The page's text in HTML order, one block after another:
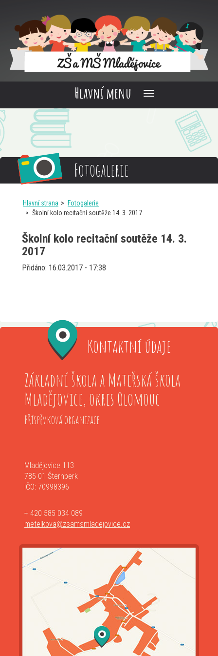
Hlavní menu
Fotogalerie
Hlavní strana
Fotogalerie
Školní kolo recitační soutěže 14. 3. 2017
Školní kolo recitační soutěže 14. 3.
2017
Přidáno: 16.03.2017 - 17:38
Kontaktní údaje
Základní škola a Mateřská škola
Mladějovice, okres Olomouc
Příspěvková organizace
Mladějovice 113
785 01 Šternberk
IČO: 70998396
+ 420 585 034 089
metelkova@zsamsmladejovice.cz